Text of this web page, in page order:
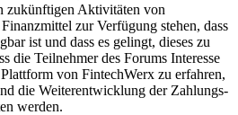
zukünftigen Aktivitäten von
zur Verfügung stehen, dass
ist und dass es gelingt, dieses zu
die Teilnehmer des Forums Interesse
von FintechWerx zu erfahren,
die Weiterentwicklung der Zahlungs-
werden.